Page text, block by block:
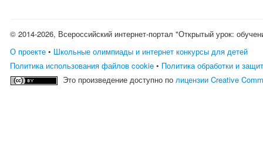
© 2014-2026, Всероссийский интернет-портал "Открытый урок:
О проекте • Школьные олимпиады и интернет конкурсы для детей
Политика использования файлов cookie • Политика обработки и
Это произведение доступно полицензии Creative